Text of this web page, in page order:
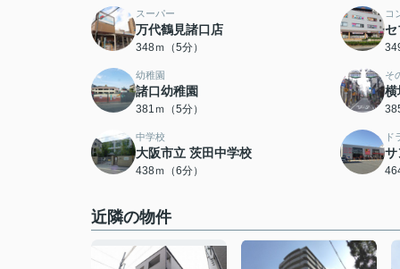
スーパー
万代鶴見諸口店
348ｍ（5分）
コ
セ
幼稚園
諸口幼稚園
381ｍ（5分）
そ
横
中学校
大阪市立 茨田中学校
438ｍ（6分）
ド
サ
近隣の物件